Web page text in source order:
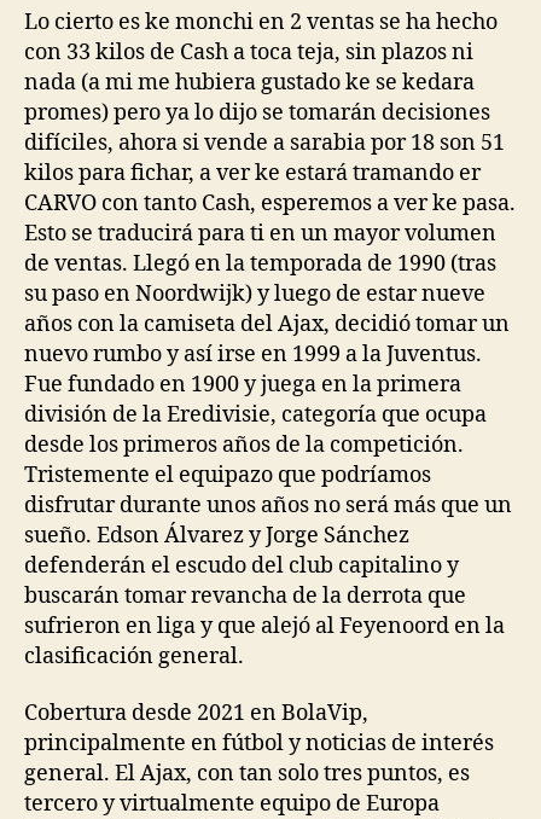
entrada
entrada
Lo cierto es ke monchi en 2 ventas se ha hecho
con 33 kilos de Cash a toca teja, sin plazos ni
nada (a mi me hubiera gustado ke se kedara
promes) pero ya lo dijo se tomarán decisiones
difíciles, ahora si vende a sarabia por 18 son 51
kilos para fichar, a ver ke estará tramando er
CARVO con tanto Cash, esperemos a ver ke pasa.
Esto se traducirá para ti en un mayor volumen
de ventas. Llegó en la temporada de 1990 (tras
su paso en Noordwijk) y luego de estar nueve
años con la camiseta del Ajax, decidió tomar un
nuevo rumbo y así irse en 1999 a la Juventus.
Fue fundado en 1900 y juega en la primera
división de la Eredivisie, categoría que ocupa
desde los primeros años de la competición.
Tristemente el equipazo que podríamos
disfrutar durante unos años no será más que un
sueño. Edson Álvarez y Jorge Sánchez
defenderán el escudo del club capitalino y
buscarán tomar revancha de la derrota que
sufrieron en liga y que alejó al Feyenoord en la
clasificación general.
Cobertura desde 2021 en BolaVip,
principalmente en fútbol y noticias de interés
general. El Ajax, con tan solo tres puntos, es
tercero y virtualmente equipo de Europa